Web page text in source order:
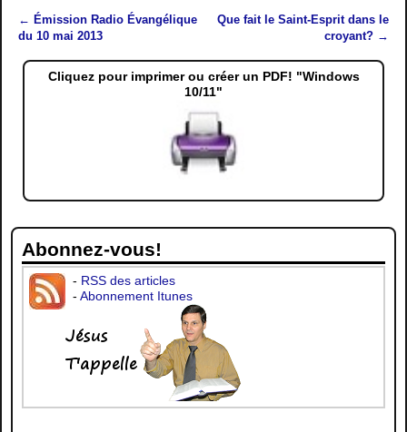
Navigation des articles
← Émission Radio Évangélique
du 10 mai 2013
Que fait le Saint-Esprit dans le
croyant? →
Cliquez pour imprimer ou créer un PDF! "Windows
10/11"
Abonnez-vous!
- RSS des articles
-Abonnement Itunes